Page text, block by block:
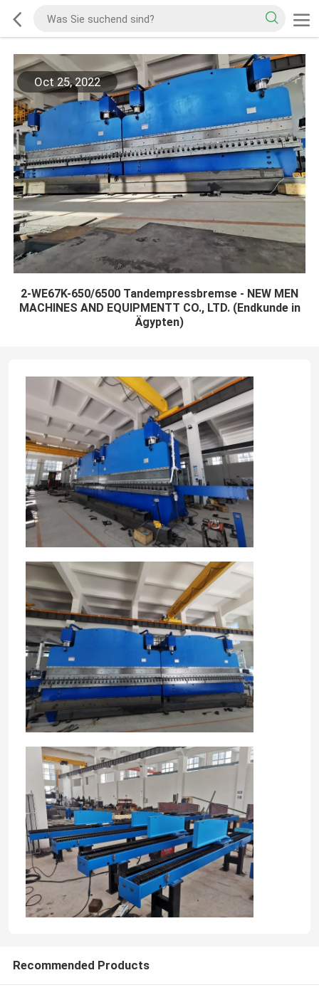
Oct 25, 2022
2-WE67K-650/6500 Tandempressbremse - NEW MEN
MACHINES AND EQUIPMENTT CO., LTD. (Endkunde in
Ägypten)
Recommended Products